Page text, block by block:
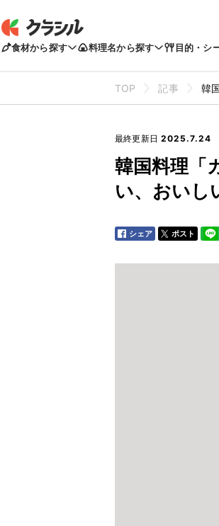
食材から探す 料理名から探す 目的・シ
TOP 記事 韓
最終更新日 2025.7.24
韓国料理「
い、おいし
シェア ポスト